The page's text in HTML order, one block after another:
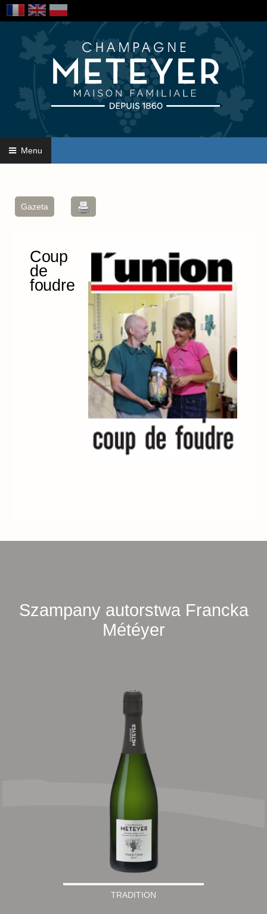
Menu
Gazeta
Coup
de
foudre
Szampany autorstwa Francka
Météyer
TRADITION